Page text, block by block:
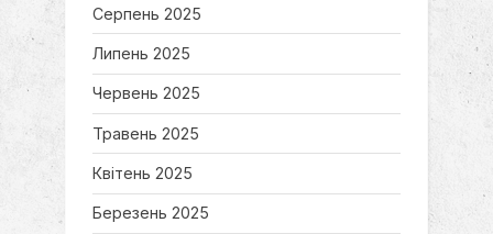
Серпень 2025
Липень 2025
Червень 2025
Травень 2025
Квітень 2025
Березень 2025